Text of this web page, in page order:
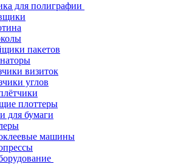
для полиграфии
пакетов
визиток
углов
плоттеры
для бумаги
машины